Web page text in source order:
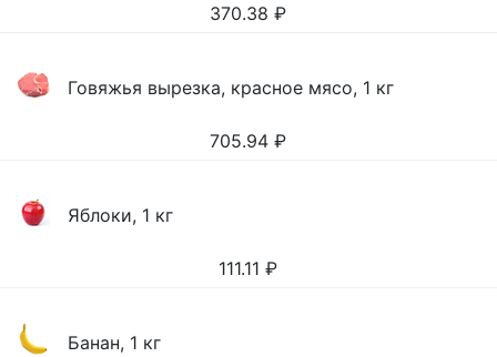
370.38 ₽
Говяжья вырезка, красное мясо, 1 кг
705.94 ₽
Яблоки, 1 кг
111.11 ₽
Банан, 1 кг